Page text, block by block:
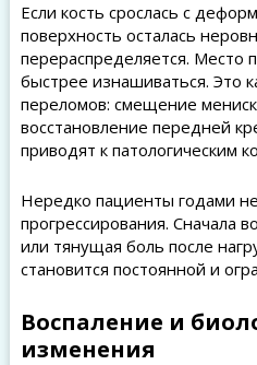
Если кость срослась с
поверхность осталась
перераспределяется. Место
быстрее изнашиваться. Это
переломов: смещение
восстановление передней
приводят к патологическим
Нередко пациенты годами
прогрессирования. Сначала
или тянущая боль после
становится постоянной и
Воспаление и
изменения